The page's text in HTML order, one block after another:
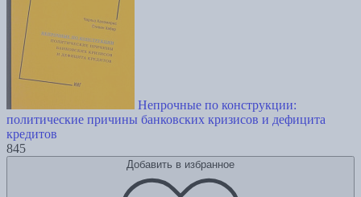
Непрочные по конструкции:
политические причины банковских кризисов и дефицита
кредитов
845
Добавить в избранное